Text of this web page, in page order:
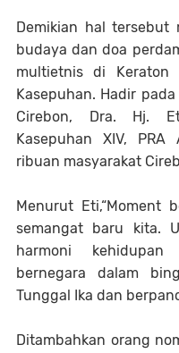
Demikian hal tersebut
budaya dan doa
multietnis di Keraton
Kasepuhan. Hadir
Cirebon, Dra. Hj.
Kasepuhan XIV,
ribuan masyarakat
Menurut Eti,“Moment
semangat baru kita.
harmoni kehidupan
bernegara dalam
Tunggal Ika dan
Ditambahkan orang